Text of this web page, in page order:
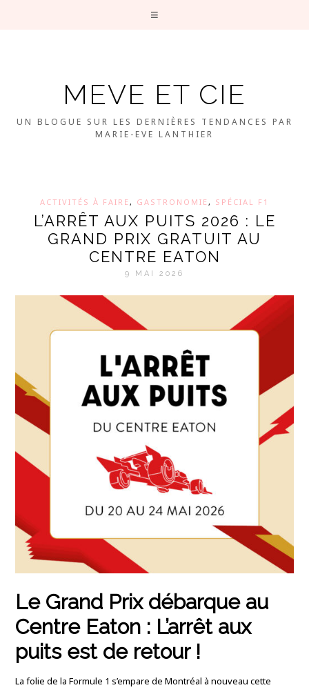
MEVE ET CIE
UN BLOGUE SUR LES DERNIÈRES TENDANCES PAR
MARIE-EVE LANTHIER
ACTIVITÉS À FAIRE, GASTRONOMIE, SPÉCIAL F1
L’ARRÊT AUX PUITS 2026 : LE
GRAND PRIX GRATUIT AU
CENTRE EATON
9 MAI 2026
Le Grand Prix débarque au
Centre Eaton : L’arrêt aux
puits est de retour !
La folie de la Formule 1 s’empare de Montréal à nouveau cette